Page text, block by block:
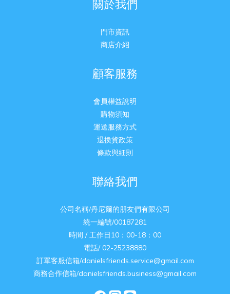
關於我們
門市資訊
商店介紹
顧客服務
會員權益說明
購物須知
運送服務方式
退換貨政策
條款與細則
聯絡我們
公司名稱/丹尼爾的朋友們有限公司
統一編號/00187281
時間 / 工作日10：00-18：00
電話/ 02-25238880
訂單客服信箱/danielsfriends.service@gmail.com
商務合作信箱/danielsfriends.business@gmail.com